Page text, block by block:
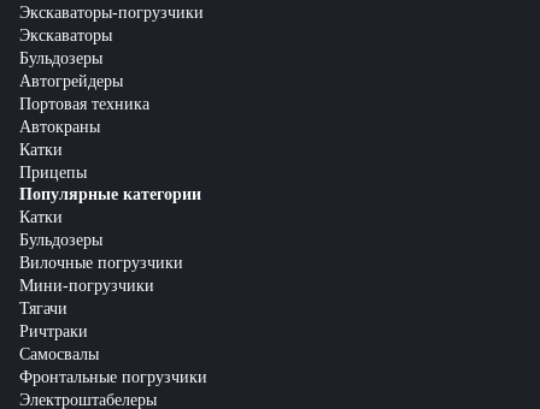
Экскаваторы-погрузчики
Экскаваторы
Бульдозеры
Автогрейдеры
Портовая техника
Автокраны
Катки
Прицепы
Популярные категории
Катки
Бульдозеры
Вилочные погрузчики
Мини-погрузчики
Тягачи
Ричтраки
Самосвалы
Фронтальные погрузчики
Электроштабелеры